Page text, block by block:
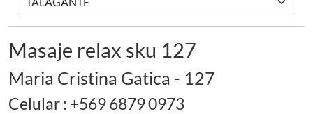
Masaje relax sku 127
Maria Cristina Gatica - 127
Celular : +569 6879 0973